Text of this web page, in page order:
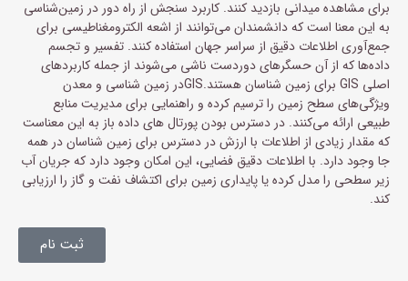
برای مشاهده میدانی بازدید کنند. کاربرد سنجش از راه دور در زمین‌شناسی
به این معنا است که دانشمندان می‌توانند از اشعه الکترومغناطیسی برای
جمع‌آوری اطلاعات دقیق از سراسر جهان استفاده کنند. تفسیر و تجسم
داده‌ها که از آن حسگرهای دوردست ناشی می‌شوند از جمله کاربردهای
اصلی GIS برای زمین شناسان هستند.GISدر زمین شناسی و معدن
ویژگی‌های سطح زمین را ترسیم کرده و راهنمایی برای مدیریت منابع
طبیعی ارائه می‌کنند. در دسترس بودن پورتال های داده باز به این معناست
که مقدار زیادی از اطلاعات با ارزش در دسترس برای زمین شناسان در همه
جا وجود دارد. با اطلاعات دقیق فضایی، این امکان وجود دارد که جریان آب
زیر سطحی را مدل کرده یا پایداری زمین برای اکتشاف نفت و گاز را ارزیابی
کند.
ثبت نام